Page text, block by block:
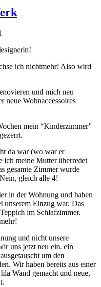
ich nichtmehr! Also wird
und mich neu
neue Wohnaccessoires
mein “Kinderzimmer”
da war (wo war er
ich meine Mutter überredet
gesamte Zimmer wurde
gleich alle 4!
in der Wohnung und haben
unserem Einzug war. Das
im Schlafzimmer.
und nicht unsere
uns jetzt neu ein. ein
um den
Wir haben bereits aus einer
Wand gemacht und neue,